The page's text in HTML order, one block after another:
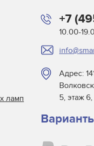
+7
10.00-
Адрес:
5, этаж
ламп